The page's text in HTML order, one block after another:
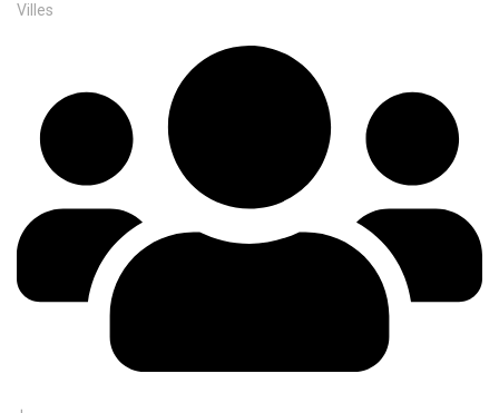
Villes